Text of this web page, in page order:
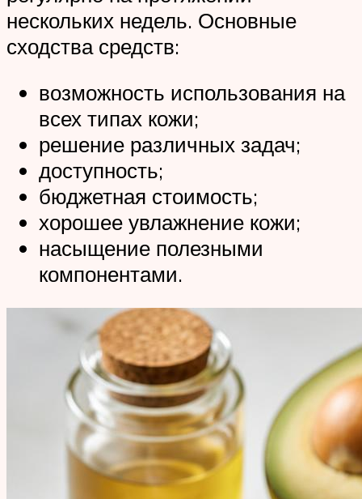
нескольких недель. Основные
сходства средств:
возможность использования на
всех типах кожи;
решение различных задач;
доступность;
бюджетная стоимость;
хорошее увлажнение кожи;
насыщение полезными
компонентами.